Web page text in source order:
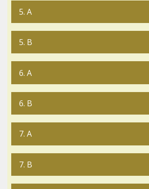
5. A
5. B
6. A
6. B
7. A
7. B